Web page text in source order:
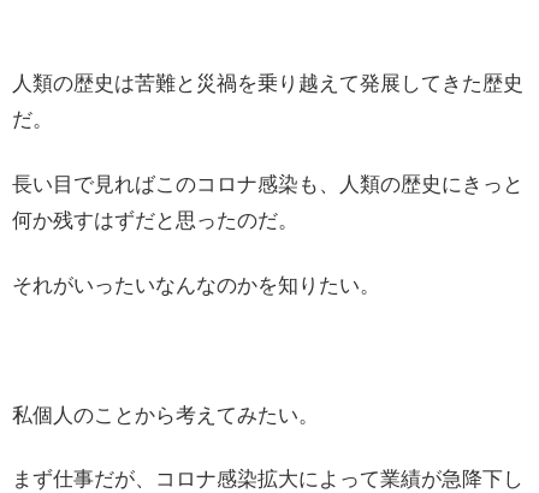
人類の歴史は苦難と災禍を乗り越えて発展してきた歴史
だ。
長い目で見ればこのコロナ感染も、人類の歴史にきっと
何か残すはずだと思ったのだ。
それがいったいなんなのかを知りたい。
私個人のことから考えてみたい。
まず仕事だが、コロナ感染拡大によって業績が急降下し